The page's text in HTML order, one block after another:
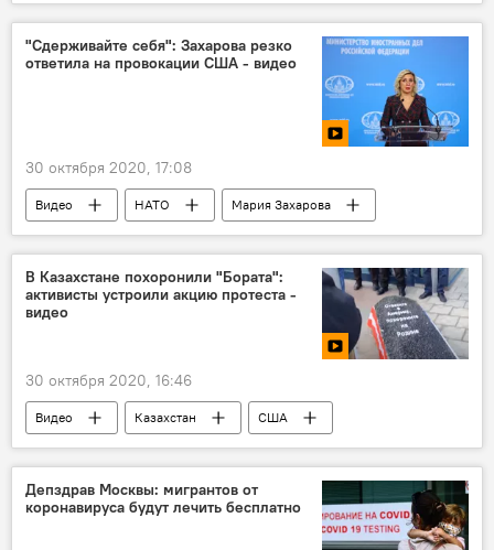
Сирия СНГ Россия
"Сдерживайте себя": Захарова резко
ответила на провокации США - видео
30 октября 2020, 17:08
Видео НАТО
Мария Захарова
Россия
ракета Мир
В Казахстане похоронили "Бората":
активисты устроили акцию протеста -
видео
30 октября 2020, 16:46
Видео Казахстан
США
кино
протесты
Депздрав Москвы: мигрантов от
коронавируса будут лечить бесплатно